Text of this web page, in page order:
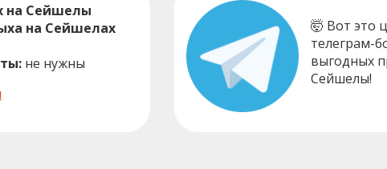
на Сейшелы
на Сейшелах
не нужны
🤯 Вот это
телеграм-
выгодных
Сейшелы!